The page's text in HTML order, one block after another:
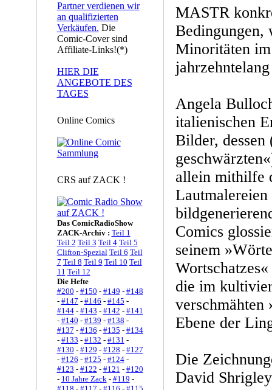
Partner verdienen wir
an qualifizierten
Verkäufen. Die
Comic-Cover sind
Affiliate-Links!(*)
HIER DIE
ANGEBOTE DES
TAGES
Online Comics
CRS auf ZACK !
Das ComicRadioShow
ZACK-Archiv : Teil 1
Teil 2 Teil 3 Teil 4 Teil 5
Clifton-Spezial Teil 6 Teil
7 Teil 8 Teil 9 Teil 10 Teil
11 Teil 12
Die Hefte
#200 - #150 - #149 - #148
- #147 - #146 - #145 -
#144- #143 - #142 - #141
- #140 - #139 - #138 -
#137 - #136 - #135 - #134
- #133 - #132 - #131 -
#130 - #129 - #128 - #127
- #126 - #125 - #124-
#123 - #122 - #121 - #120
- 10 Jahre Zack- #119 -
MASTR
Bedingungen,
Minoritäten
Angela
italienischen
Bilder, dessen
allein mithilfe
Comics
seinem
die im
verschmähten
Ebene der
Die
David